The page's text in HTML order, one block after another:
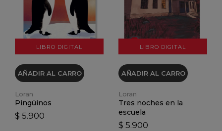
LIBRO DIGITAL
AÑADIR AL CARRO
Loran
Pingüinos
$ 5.900
LIBRO DIGITAL
AÑADIR AL CARRO
Loran
Tres noches en la
escuela
$ 5.900